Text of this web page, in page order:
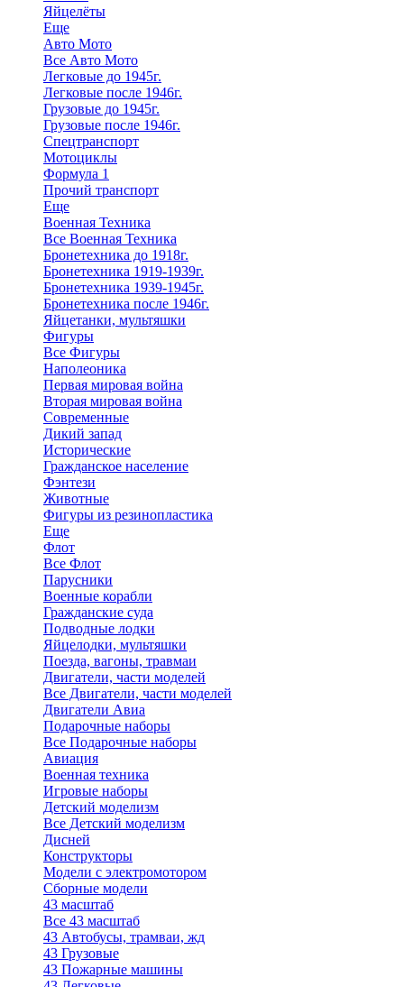
Яйцелёты
Еще
Авто Мото
Все Авто Мото
Легковые до 1945г.
Легковые после 1946г.
Грузовые до 1945г.
Грузовые после 1946г.
Спецтранспорт
Мотоциклы
Формула 1
Прочий транспорт
Еще
Военная Техника
Все Военная Техника
Бронетехника до 1918г.
Бронетехника 1919-1939г.
Бронетехника 1939-1945г.
Бронетехника после 1946г.
Яйцетанки, мультяшки
Фигуры
Все Фигуры
Наполеоника
Первая мировая война
Вторая мировая война
Современные
Дикий запад
Исторические
Гражданское население
Фэнтези
Животные
Фигуры из резинопластика
Еще
Флот
Все Флот
Парусники
Военные корабли
Гражданские суда
Подводные лодки
Яйцелодки, мультяшки
Поезда, вагоны, травмаи
Двигатели, части моделей
Все Двигатели, части моделей
Двигатели Авиа
Подарочные наборы
Все Подарочные наборы
Авиация
Военная техника
Игровые наборы
Детский моделизм
Все Детский моделизм
Дисней
Конструкторы
Модели с электромотором
Сборные модели
43 масштаб
Все 43 масштаб
43 Автобусы, трамваи, жд
43 Грузовые
43 Пожарные машины